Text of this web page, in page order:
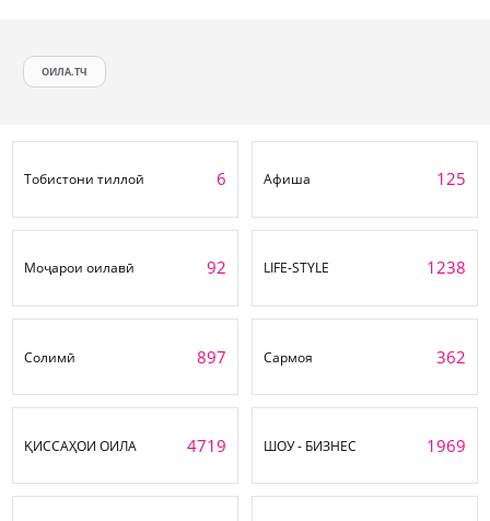
ОИЛА.ТЧ
Тобистони тиллоӣ 6 Афиша 125
Моҷарои оилавӣ 92 LIFE-STYLE 1238
Солимӣ 897 Сармоя 362
ҚИССАҲОИ ОИЛА 4719 ШОУ - БИЗНЕС 1969